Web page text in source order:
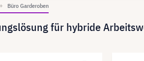
Büro Garderoben
für hybride